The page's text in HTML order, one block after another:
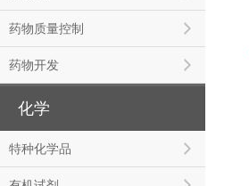
药物质量控制
药物开发
化学
特种化学品